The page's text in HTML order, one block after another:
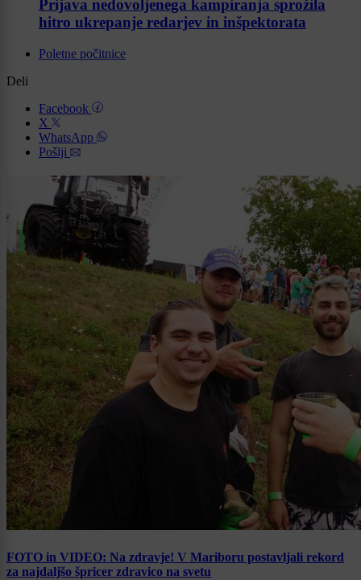
Prijava nedovoljenega kampiranja sprožila
hitro ukrepanje redarjev in inšpektorata
Poletne počitnice
Deli
Facebook
X
WhatsApp
Pošlji
FOTO in VIDEO: Na zdravje! V Mariboru postavljali rekord
za najdaljšo špricer zdravico na svetu